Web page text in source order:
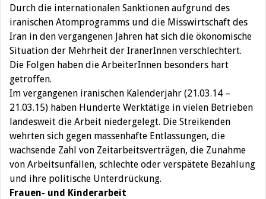
Durch die internationalen Sanktionen aufgrund des
iranischen Atomprogramms und die Misswirtschaft des
Iran in den vergangenen Jahren hat sich die ökonomische
Situation der Mehrheit der IranerInnen verschlechtert.
Die Folgen haben die ArbeiterInnen besonders hart
getroffen.
Im vergangenen iranischen Kalenderjahr (21.03.14 –
21.03.15) haben Hunderte Werktätige in vielen Betrieben
landesweit die Arbeit niedergelegt. Die Streikenden
wehrten sich gegen massenhafte Entlassungen, die
wachsende Zahl von Zeitarbeitsverträgen, die Zunahme
von Arbeitsunfällen, schlechte oder verspätete Bezahlung
und ihre politische Unterdrückung.
Frauen- und Kinderarbeit